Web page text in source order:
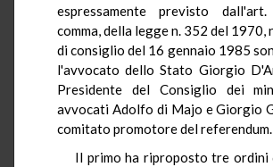
espressamente previsto
comma, della legge n. 352 del 1970,
di consiglio del 16 gennaio 1985
l'avvocato dello Stato Giorgio
Presidente del Consiglio dei
avvocati Adolfo di Majo e Giorgio
comitato promotore del referendum.
Il primo ha riproposto tre ordini